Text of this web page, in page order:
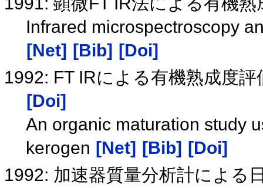
Infrared microspectroscopy
[Net] [Bib] [Doi]
1992: FT IRによる有機熟成度
[Doi]
An organic maturation study
kerogen [Net] [Bib]
[Doi]
1992: 加速器質量分析計による